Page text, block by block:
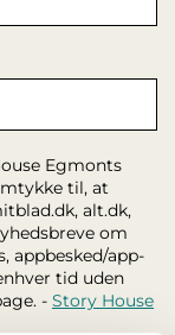
Egmonts
til, at
alt.dk,
om
appbesked/app-
tid uden
- Story House